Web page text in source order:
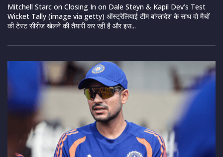
Mitchell Starc on Closing In on Dale Steyn & Kapil Dev’s Test
Wicket Tally (image via getty) ऑस्ट्रेलियाई टीम बांग्लादेश के साथ दो मैचों
की टेस्ट सीरीज खेलने की तैयारी कर रही है और इस...